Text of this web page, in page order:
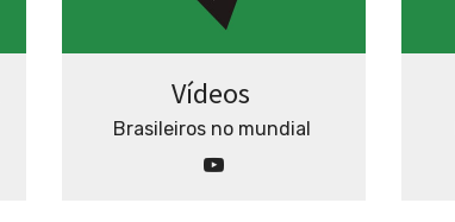
Vídeos
Brasileiros no mundial